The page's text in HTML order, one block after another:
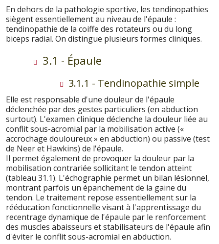
En dehors de la pathologie sportive, les tendinopathies
siègent essentiellement au niveau de l'épaule :
tendinopathie de la coiffe des rotateurs ou du long
biceps radial. On distingue plusieurs formes cliniques.
3.1 - Épaule
3.1.1 - Tendinopathie simple
Elle est responsable d'une douleur de l'épaule
déclenchée par des gestes particuliers (en abduction
surtout). L'examen clinique déclenche la douleur liée au
conflit sous-acromial par la mobilisation active («
accrochage douloureux » en abduction) ou passive (test
de Neer et Hawkins) de l'épaule.
Il permet également de provoquer la douleur par la
mobilisation contrariée sollicitant le tendon atteint
(tableau 31.1). L'échographie permet un bilan lésionnel,
montrant parfois un épanchement de la gaine du
tendon. Le traitement repose essentiellement sur la
rééducation fonctionnelle visant à l'apprentissage du
recentrage dynamique de l'épaule par le renforcement
des muscles abaisseurs et stabilisateurs de l'épaule afin
d'éviter le conflit sous-acromial en abduction.